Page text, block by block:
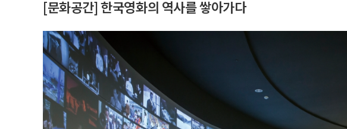
[문화공간] 한국영화의 역사를 쌓아가다